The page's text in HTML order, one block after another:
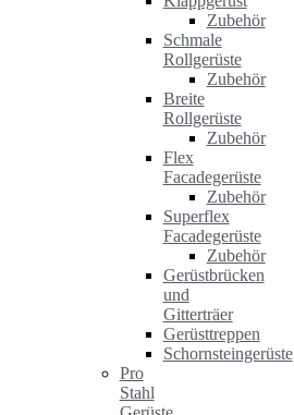
Zubehör
Schmale
Rollgerüste
Zubehör
Breite
Rollgerüste
Zubehör
Flex
Facadegerüste
Zubehör
Superflex
Facadegerüste
Zubehör
Gerüstbrücken
und
Gitterträer
Gerüsttreppen
Schornsteingerüste
Pro
Stahl